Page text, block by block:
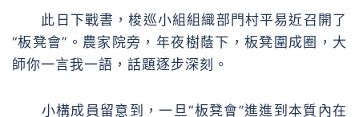
此日下戰書，梭巡小組組織部門村平易近召開了
“板凳會”。農家院旁，年夜樹蔭下，板凳圍成圈，大
師你一言我一語，話題逐步深刻。
小構成員留意到，一旦“板凳會”進進到本質內在